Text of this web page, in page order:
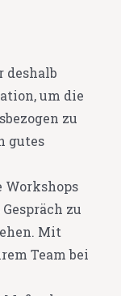
deshalb
um die
zu
gutes
Workshops
zu
Mit
Team bei